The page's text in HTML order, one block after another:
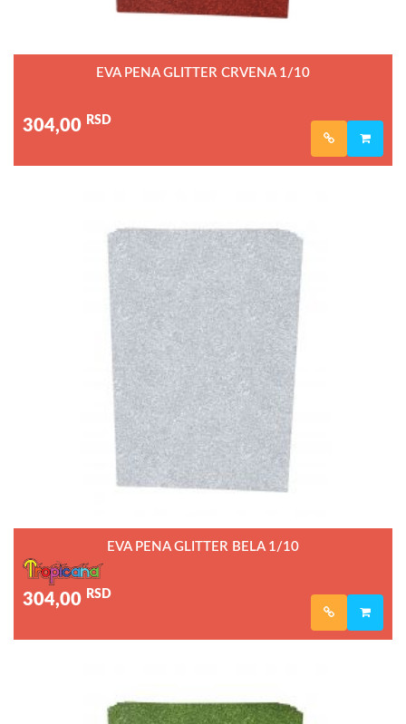
EVA PENA GLITTER CRVENA 1/10
304,00 RSD
EVA PENA GLITTER BELA 1/10
304,00 RSD